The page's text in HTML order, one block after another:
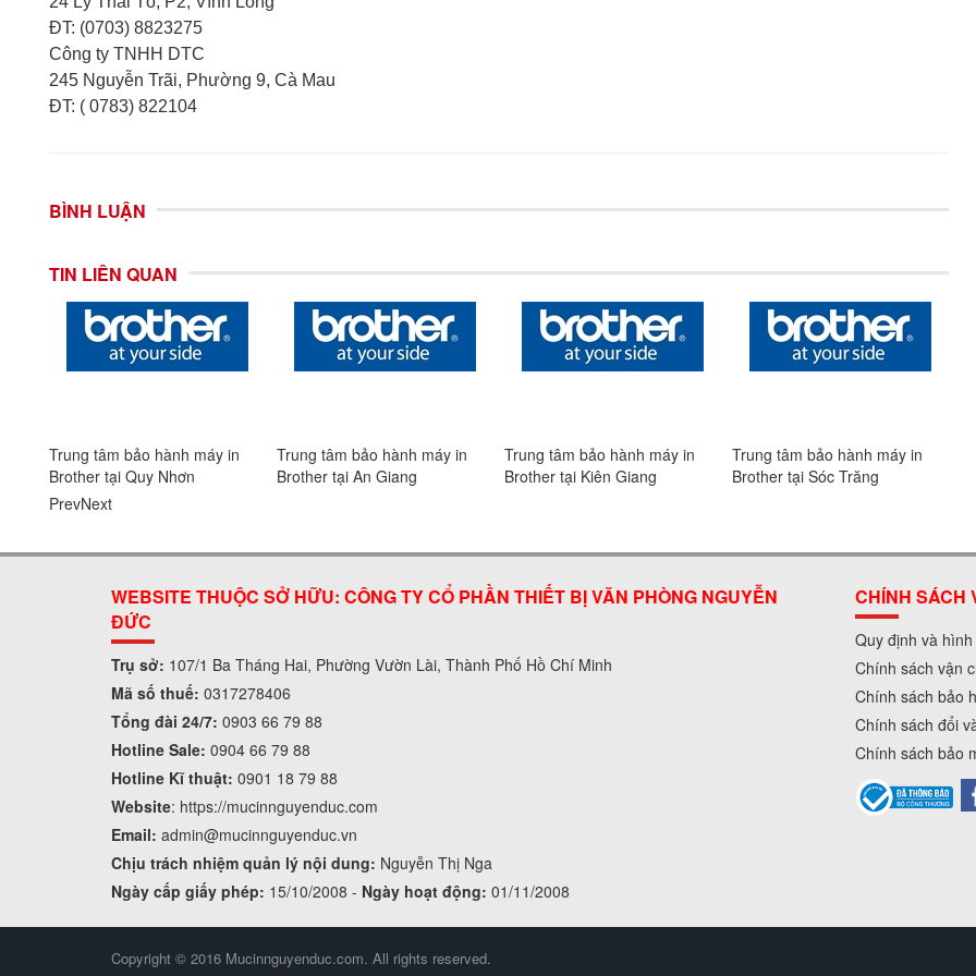
ĐT: (0703) 8823275
Công ty TNHH DTC
245 Nguyễn Trãi, Phường 9, Cà Mau
ĐT: ( 0783) 822104
BÌNH LUẬN
TIN LIÊN QUAN
Trung tâm bảo hành máy in
Brother tại An Giang
Trung tâm bảo hành máy in
Brother tại Kiên Giang
Trung tâm bảo hành máy in
Brother tại Sóc Trăng
Trung tâm bảo hành máy in
Brother tại Vĩnh Long
PrevNext
WEBSITE THUỘC SỞ HỮU: CÔNG TY CỔ PHẦN THIẾT BỊ VĂN PHÒNG NGUYỄN
ĐỨC
Trụ sở: 107/1 Ba Tháng Hai, Phường Vườn Lài, Thành Phố Hồ Chí Minh
Mã số thuế: 0317278406
Tổng đài 24/7: 0903 66 79 88
Hotline Sale: 0904 66 79 88
Hotline Kĩ thuật: 0901 18 79 88
Website: https://mucinnguyenduc.com
Email: admin@mucinnguyenduc.vn
Chịu trách nhiệm quản lý nội dung: Nguyễn Thị Nga
Ngày cấp giấy phép: 15/10/2008 - Ngày hoạt động: 01/11/2008
CHÍNH SÁCH
Quy định và
Chính sách vận
Chính sách bảo
Chính sách đổi
Chính sách bảo
Copyright © 2016 Mucinnguyenduc.com. All rights reserved.